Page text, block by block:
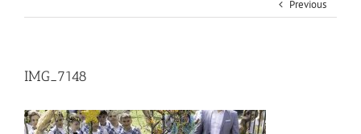
Previous
IMG_7148